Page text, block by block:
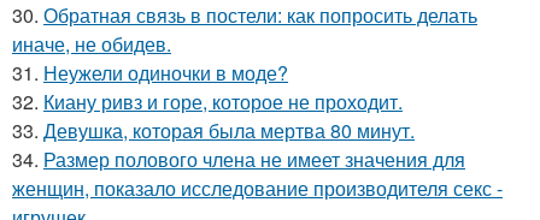
30. Обратная связь в постели: как попросить делать
иначе, не обидев.
31. Неужели одиночки в моде?
32. Киану ривз и горе, которое не проходит.
33. Девушка, которая была мертва 80 минут.
34. Размер полового члена не имеет значения для
женщин, показало исследование производителя секс -